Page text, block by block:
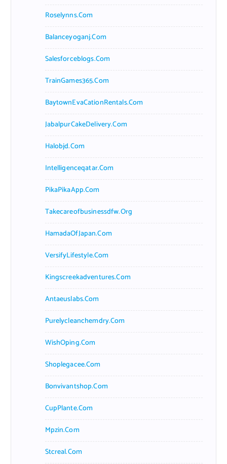
Roselynns.com
Balanceyoganj.com
Salesforceblogs.com
TrainGames365.com
BaytownEvaCationRentals.com
JabalpurCakeDelivery.com
Halobjd.com
Intelligenceqatar.com
PikaPikaApp.com
Takecareofbusinessdfw.org
HamadaOfJapan.com
VersifyLifestyle.com
Kingscreekadventures.com
Antaeuslabs.com
Purelycleanchemdry.com
WishOping.com
Shoplegacee.com
Bonvivantshop.com
CupPlante.com
Mpzin.com
Stcreal.com